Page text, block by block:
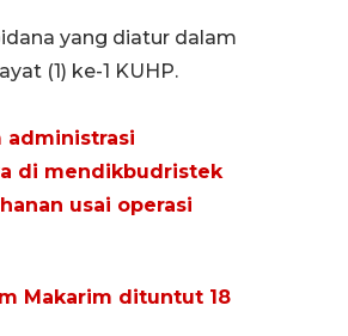
yang diatur dalam
(1) ke-1 KUHP.
administrasi
di mendikbudristek
usai operasi
Makarim dituntut 18